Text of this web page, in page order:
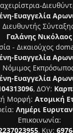
Ευαγγελία
Διευθυντής
Γαλάνης Νικόλαος
- Δικαιούχος
Ευαγγελία
Νόμιμος
Ευαγγελία
, ΔΟΥ:
Μορφή: Ατομική
Λημέρι
Επικοινωνία:
, Κιν: